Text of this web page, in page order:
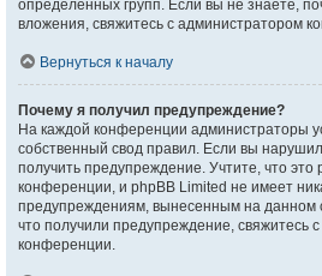
определённых групп. Если вы не знаете,
вложения, свяжитесь с администратором
Вернуться к началу
Почему я получил предупреждение?
На каждой конференции администраторы
собственный свод правил. Если вы
получить предупреждение. Учтите, что
конференции, и phpBB Limited не имеет
предупреждениям, вынесенным на данном
что получили предупреждение, свяжитесь
конференции.